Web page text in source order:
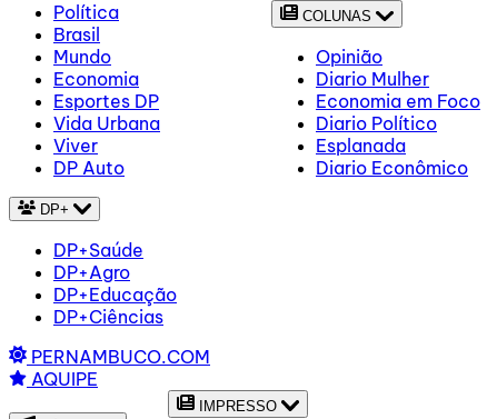
Política
Brasil
Mundo
Economia
Esportes DP
Vida Urbana
Viver
DP Auto
COLUNAS
Opinião
Diario Mulher
Economia em Foco
Diario Político
Esplanada
Diario Econômico
DP+
DP+Saúde
DP+Agro
DP+Educação
DP+Ciências
PERNAMBUCO.COM
AQUIPE
IMPRESSO